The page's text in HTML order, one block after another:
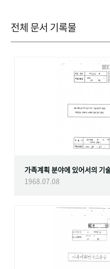
전체 문서 기록물
1968.07.08